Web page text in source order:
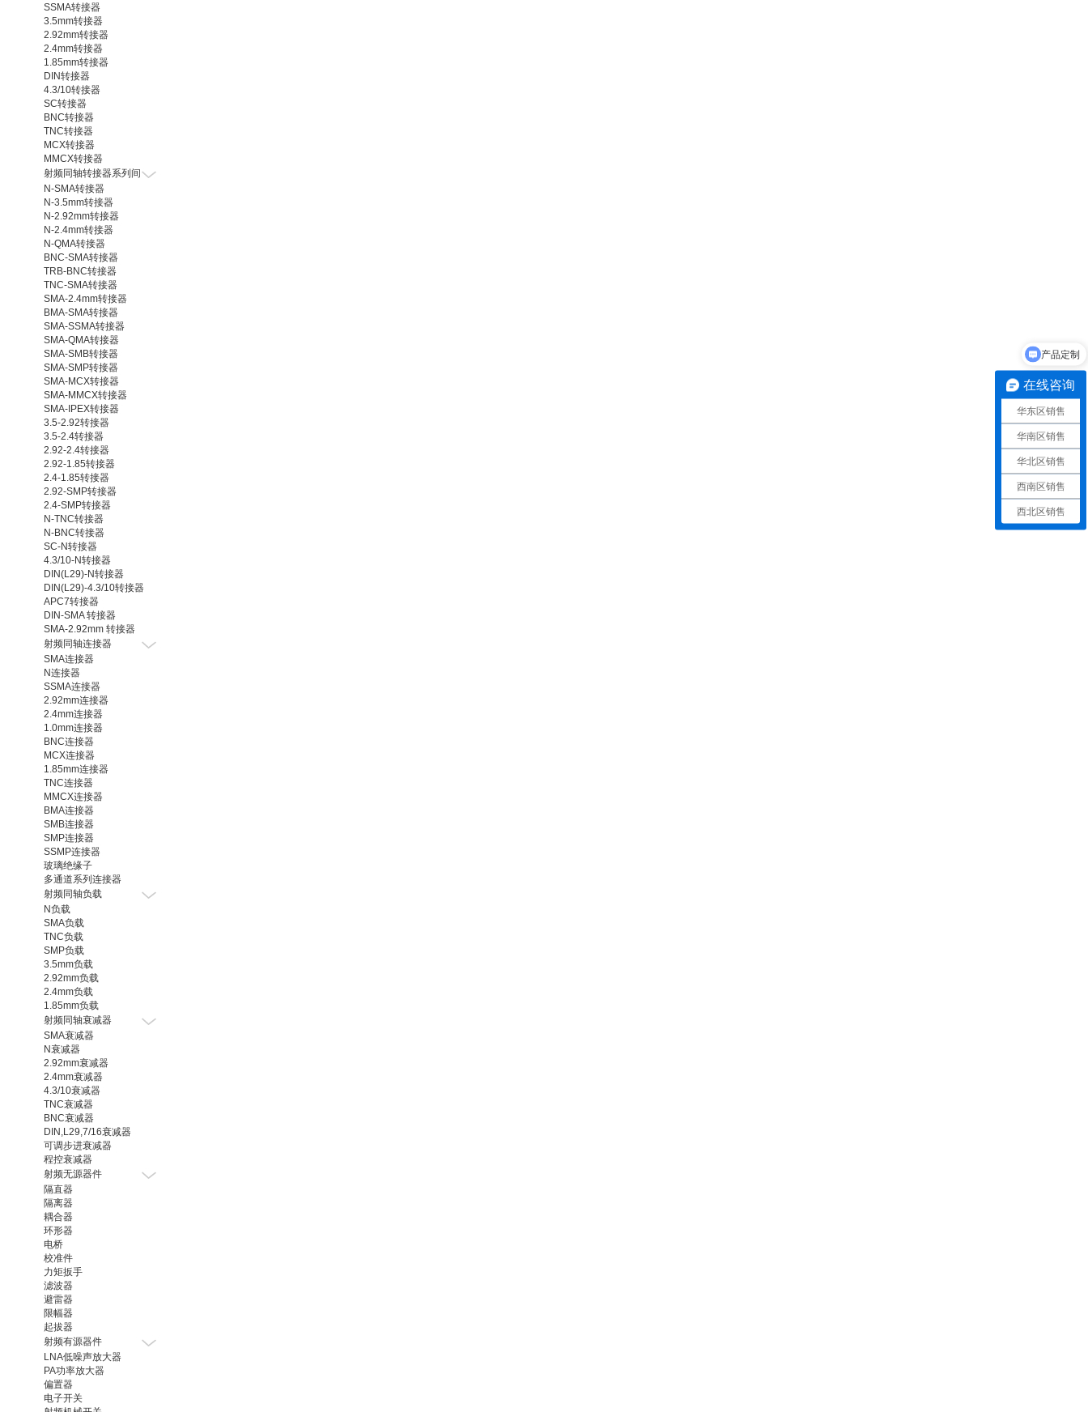
SSMA转接器
3.5mm转接器
2.92mm转接器
2.4mm转接器
1.85mm转接器
DIN转接器
4.3/10转接器
SC转接器
BNC转接器
TNC转接器
MCX转接器
MMCX转接器
射频同轴转接器系列间
N-SMA转接器
N-3.5mm转接器
N-2.92mm转接器
N-2.4mm转接器
N-QMA转接器
BNC-SMA转接器
TRB-BNC转接器
TNC-SMA转接器
SMA-2.4mm转接器
BMA-SMA转接器
SMA-SSMA转接器
SMA-QMA转接器
SMA-SMB转接器
SMA-SMP转接器
SMA-MCX转接器
SMA-MMCX转接器
SMA-IPEX转接器
3.5-2.92转接器
3.5-2.4转接器
2.92-2.4转接器
2.92-1.85转接器
2.4-1.85转接器
2.92-SMP转接器
2.4-SMP转接器
N-TNC转接器
N-BNC转接器
SC-N转接器
4.3/10-N转接器
DIN(L29)-N转接器
DIN(L29)-4.3/10转接器
APC7转接器
DIN-SMA 转接器
SMA-2.92mm 转接器
射频同轴连接器
SMA连接器
N连接器
SSMA连接器
2.92mm连接器
2.4mm连接器
1.0mm连接器
BNC连接器
MCX连接器
1.85mm连接器
TNC连接器
MMCX连接器
BMA连接器
SMB连接器
SMP连接器
SSMP连接器
玻璃绝缘子
多通道系列连接器
射频同轴负载
N负载
SMA负载
TNC负载
SMP负载
3.5mm负载
2.92mm负载
2.4mm负载
1.85mm负载
射频同轴衰减器
SMA衰减器
N衰减器
2.92mm衰减器
2.4mm衰减器
4.3/10衰减器
TNC衰减器
BNC衰减器
DIN,L29,7/16衰减器
可调步进衰减器
程控衰减器
射频无源器件
隔直器
隔离器
耦合器
环形器
电桥
校准件
力矩扳手
滤波器
避雷器
限幅器
起拔器
射频有源器件
LNA低噪声放大器
PA功率放大器
偏置器
电子开关
在线咨询
华东区销售
华南区销售
华北区销售
西南区销售
西北区销售
产品定制